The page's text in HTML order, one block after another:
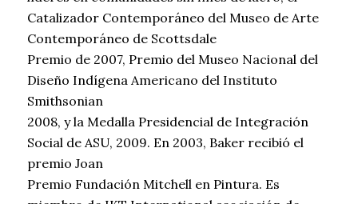
Catalizador Contemporáneo del Museo de Arte
Contemporáneo de Scottsdale
Premio de 2007, Premio del Museo Nacional del
Diseño Indígena Americano del Instituto
Smithsonian
2008, y la Medalla Presidencial de Integración
Social de ASU, 2009. En 2003, Baker recibió el
premio Joan
Premio Fundación Mitchell en Pintura. Es